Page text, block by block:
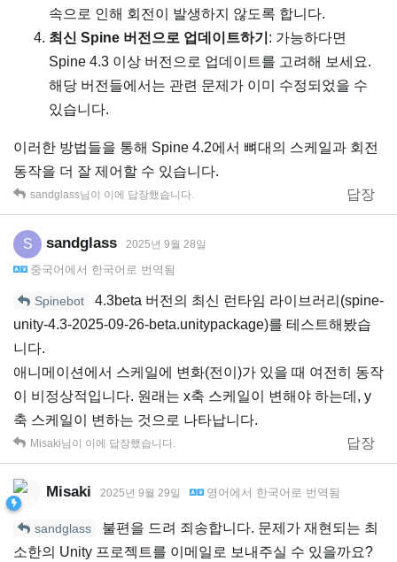
속으로 인해 회전이 발생하지 않도록 합니다.
최신 Spine 버전으로 업데이트하기 : 가능하다면
Spine 4.3 이상 버전으로 업데이트를 고려해 보세요.
해당 버전들에서는 관련 문제가 이미 수정되었을 수
있습니다.
이러한 방법들을 통해 Spine 4.2에서 뼈대의 스케일과 회전
동작을 더 잘 제어할 수 있습니다.
답장
sandglass님이 이에 답장했습니다.
S sandglass 2025년 9월 28일
중국어 에서 한국어 로 번역됨
Spinebot
4.3beta 버전의 최신 런타임 라이브러리(spine-
unity-4.3-2025-09-26-beta.unitypackage)를 테스트해봤습
니다.
애니메이션에서 스케일에 변화(전이)가 있을 때 여전히 동작
이 비정상적입니다. 원래는 x축 스케일이 변해야 하는데, y
축 스케일이 변하는 것으로 나타납니다.
답장
Misaki님이 이에 답장했습니다.
Misaki 2025년 9월 29일 영어 에서 한국어 로 번역됨
sandglass
불편을 드려 죄송합니다. 문제가 재현되는 최
소한의 Unity 프로젝트를 이메일로 보내주실 수 있을까요?